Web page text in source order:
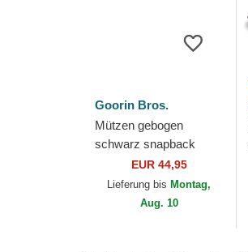
Goorin Bros.
Mützen gebogen
schwarz snapback
Classic Rocker
Freedom The Farm
Goorin Bros.
EUR 44,95
Lieferung bis Montag,
Aug. 10